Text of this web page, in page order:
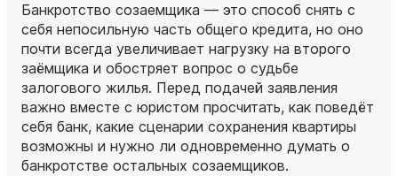
Банкротство созаемщика — это способ снять с
себя непосильную часть общего кредита, но оно
почти всегда увеличивает нагрузку на второго
заёмщика и обостряет вопрос о судьбе
залогового жилья. Перед подачей заявления
важно вместе с юристом просчитать, как поведёт
себя банк, какие сценарии сохранения квартиры
возможны и нужно ли одновременно думать о
банкротстве остальных созаемщиков.